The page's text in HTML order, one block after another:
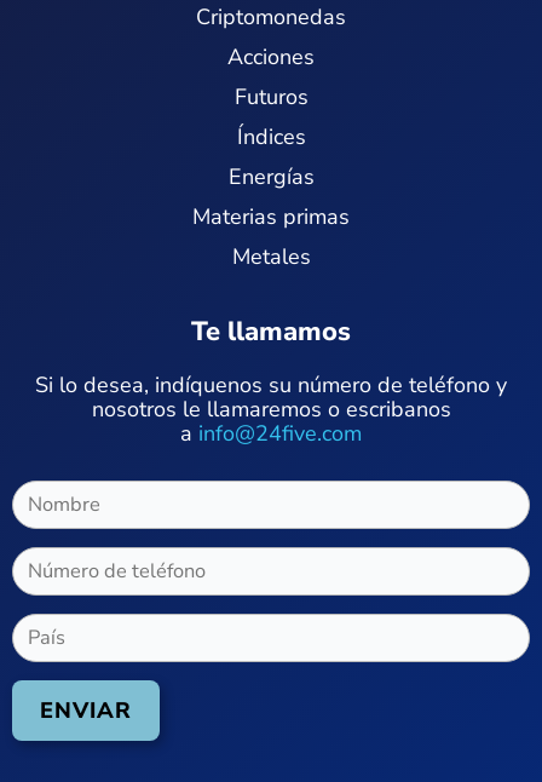
Criptomonedas
Acciones
Futuros
Índices
Energías
Materias primas
Metales
Te llamamos
Si lo desea, indíquenos su número de teléfono y
nosotros le llamaremos o escribanos
a info@24five.com